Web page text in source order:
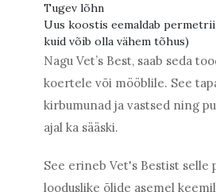
Tugev lõhn
Uus koostis eemaldab
kuid võib olla vähem tõhus)
Nagu Vet’s Best, saab seda
koertele või mööblile. See
kirbumunad ja vastsed ning
ajal ka sääski.
See erineb Vet's Bestist selle
looduslike õlide asemel